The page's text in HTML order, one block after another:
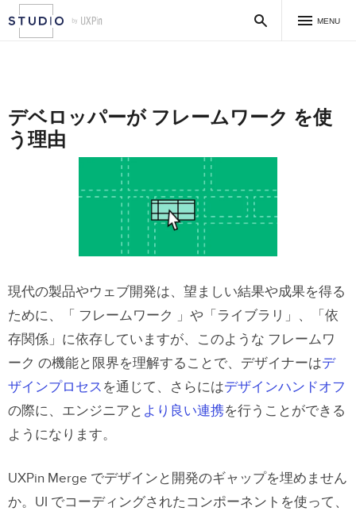
MENU
デベロッパーが フレームワーク を使
う理由
現代の製品やウェブ開発は、望ましい結果や成果を得る
ために、「 フレームワーク 」や「ライブラリ」、「依
存関係」に依存していますが、このような フレームワ
ーク の機能と限界を理解することで、デザイナーはデ
ザインプロセス を通じて、さらにはデザインハンドオフ
の際に、エンジニアと より良い連携を行うことができる
ようになります。
UXPin Merge でデザインと開発のギャップを埋めません
か。UI でコーディングされたコンポーネントを使って、